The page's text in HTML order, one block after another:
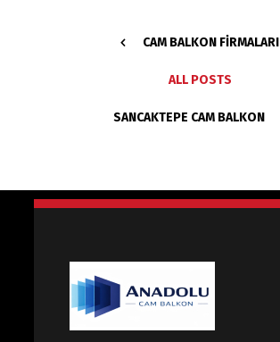
CAM BALKON FIRMALARI
ALL POSTS
SANCAKTEPE CAM BALKON